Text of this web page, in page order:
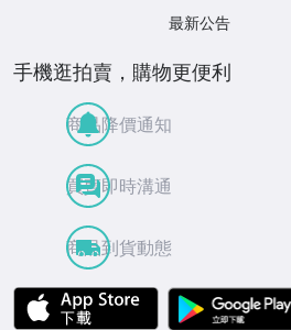
最新公告
手機逛拍賣，購物更便利
商品降價通知
買賣即時溝通
商品到貨動態
APP Store